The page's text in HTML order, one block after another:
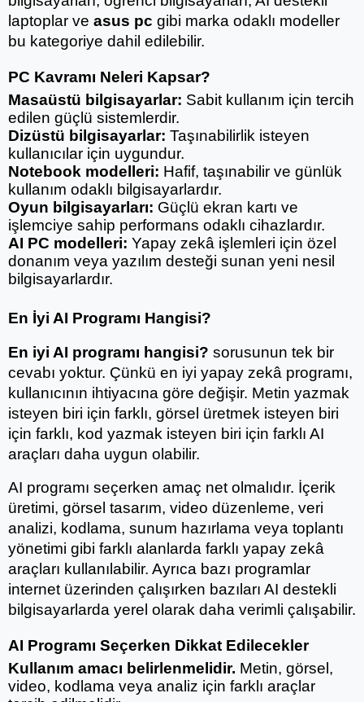
laptoplar ve asus pc gibi marka odaklı modeller
bu kategoriye dahil edilebilir.
PC Kavramı Neleri Kapsar?
Masaüstü bilgisayarlar: Sabit kullanım için tercih
edilen güçlü sistemlerdir.
Dizüstü bilgisayarlar: Taşınabilirlik isteyen
kullanıcılar için uygundur.
Notebook modelleri: Hafif, taşınabilir ve günlük
kullanım odaklı bilgisayarlardır.
Oyun bilgisayarları: Güçlü ekran kartı ve
işlemciye sahip performans odaklı cihazlardır.
AI PC modelleri: Yapay zekâ işlemleri için özel
donanım veya yazılım desteği sunan yeni nesil
bilgisayarlardır.
En İyi AI Programı Hangisi?
En iyi AI programı hangisi? sorusunun tek bir
cevabı yoktur. Çünkü en iyi yapay zekâ programı,
kullanıcının ihtiyacına göre değişir. Metin yazmak
isteyen biri için farklı, görsel üretmek isteyen biri
için farklı, kod yazmak isteyen biri için farklı AI
araçları daha uygun olabilir.
AI programı seçerken amaç net olmalıdır. İçerik
üretimi, görsel tasarım, video düzenleme, veri
analizi, kodlama, sunum hazırlama veya toplantı
yönetimi gibi farklı alanlarda farklı yapay zekâ
araçları kullanılabilir. Ayrıca bazı programlar
internet üzerinden çalışırken bazıları AI destekli
bilgisayarlarda yerel olarak daha verimli çalışabilir.
AI Programı Seçerken Dikkat Edilecekler
Kullanım amacı belirlenmelidir. Metin, görsel,
video, kodlama veya analiz için farklı araçlar